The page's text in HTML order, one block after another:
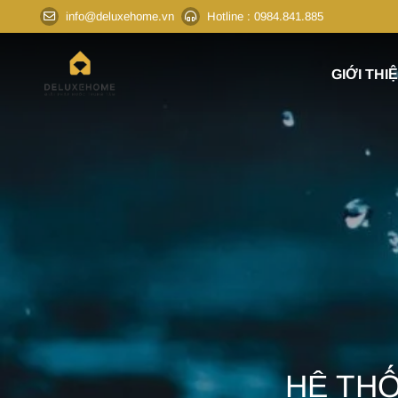
info@deluxehome.vn Hotline : 0984.841.885
GIỚI
HỆ